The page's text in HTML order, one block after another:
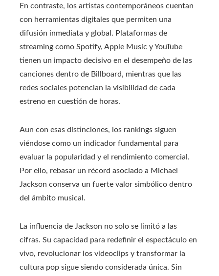
En contraste, los artistas contemporáneos cuentan
con herramientas digitales que permiten una
difusión inmediata y global. Plataformas de
streaming como Spotify, Apple Music y YouTube
tienen un impacto decisivo en el desempeño de las
canciones dentro de Billboard, mientras que las
redes sociales potencian la visibilidad de cada
estreno en cuestión de horas.
Aun con esas distinciones, los rankings siguen
viéndose como un indicador fundamental para
evaluar la popularidad y el rendimiento comercial.
Por ello, rebasar un récord asociado a Michael
Jackson conserva un fuerte valor simbólico dentro
del ámbito musical.
La influencia de Jackson no solo se limitó a las
cifras. Su capacidad para redefinir el espectáculo en
vivo, revolucionar los videoclips y transformar la
cultura pop sigue siendo considerada única. Sin